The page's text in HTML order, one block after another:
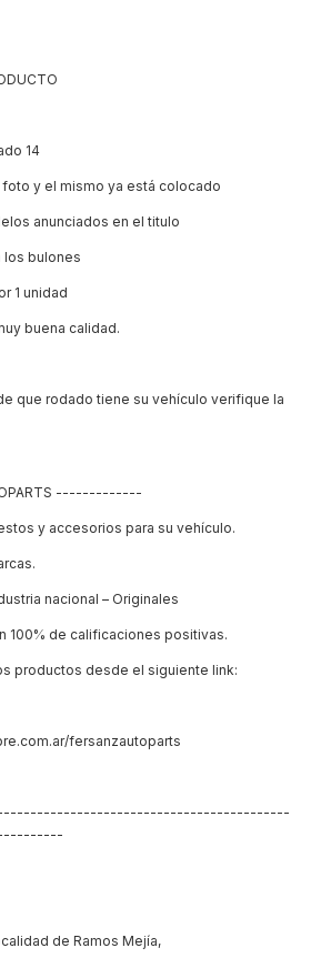
14
y el mismo ya está colocado
anunciados en el titulo
los bulones
1 unidad
buena calidad.
que rodado tiene su vehículo verifique la
-------------
y accesorios para su vehículo.
nacional – Originales
100% de calificaciones positivas.
productos desde el siguiente link:
fersanzautoparts
de Ramos Mejía,